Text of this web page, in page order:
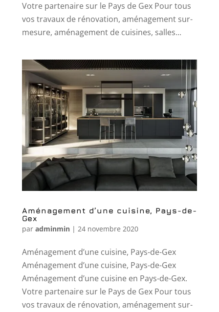
Votre partenaire sur le Pays de Gex Pour tous
vos travaux de rénovation, aménagement sur-
mesure, aménagement de cuisines, salles...
Aménagement d’une cuisine, Pays-de-
Gex
par adminmin| 24 novembre 2020
Aménagement d’une cuisine, Pays-de-Gex
Aménagement d’une cuisine, Pays-de-Gex
Aménagement d’une cuisine en Pays-de-Gex.
Votre partenaire sur le Pays de Gex Pour tous
vos travaux de rénovation, aménagement sur-